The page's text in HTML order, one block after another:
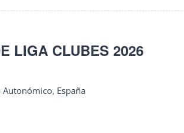
LIGA CLUBES 2026
España